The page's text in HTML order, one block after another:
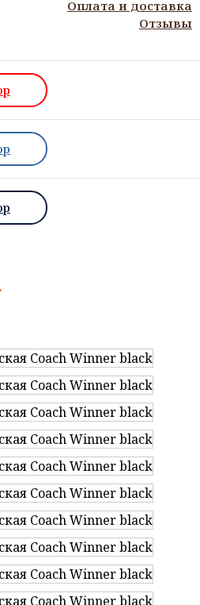
Оплата и доставка
Отзывы
от 1-10дней;
и оплаты в разделе: Оплата